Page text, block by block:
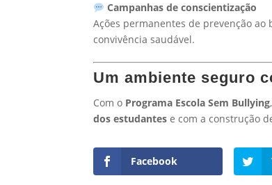
Campanhas de conscientização
Ações permanentes de prevenção
convivência saudável.
Um ambiente seguro
Com o Programa Escola Sem Bullying
dos estudantes e com a construção
Facebook